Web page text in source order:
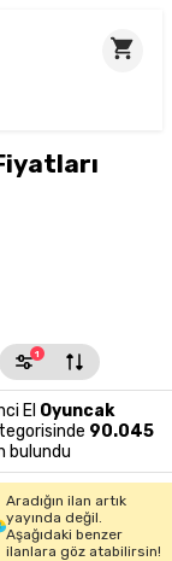
1
El Oyuncak
90.045
bulundu
Aradığın ilan artık
yayında değil.
Aşağıdaki benzer
ilanlara göz atabilirsin!